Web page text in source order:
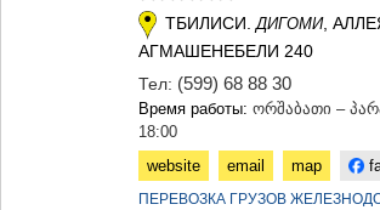
ТБИЛИСИ. ДИГОМИ,
АГМАШЕНЕБЕЛИ 240
Тел: (599) 68 88 30
Время работы: ორშაბათი –
18:00
website
email map
ПЕРЕВОЗКА ГРУЗОВ